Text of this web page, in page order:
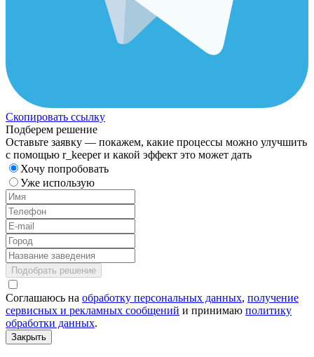
Скопировать ссылку
Подберем решение
Оставьте заявку — покажем, какие процессы можно улучшить
с помощью r_keeper и какой эффект это может дать
Хочу попробовать
Уже использую
Подобрать решение
Соглашаюсь на обработку персональных данных, получение
сервисных и рекламных сообщений и принимаю политику
обработки данных.
Закрыть